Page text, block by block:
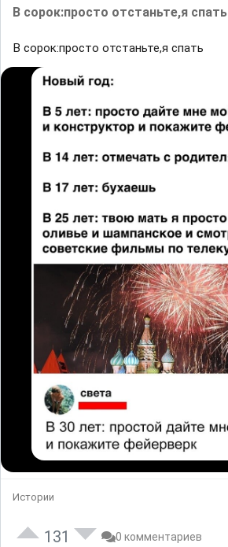
В сорок:просто отстаньте,я спать
В сорок:просто отстаньте,я спать
Истории
131 0 комментариев